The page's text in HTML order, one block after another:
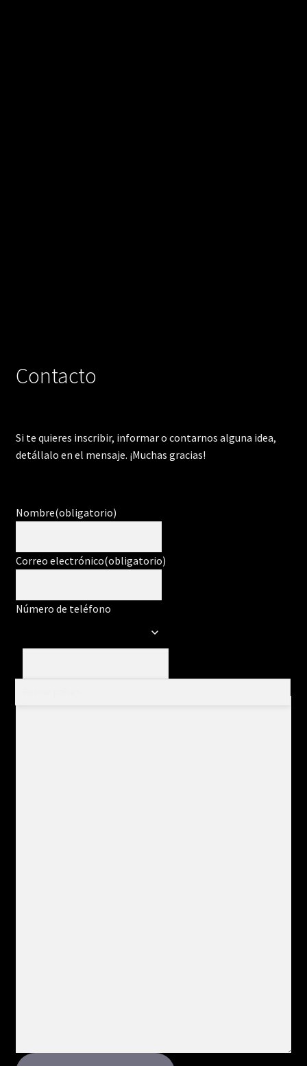
Contacto
Si te quieres inscribir, informar o contarnos alguna idea,
detállalo en el mensaje. ¡Muchas gracias!
Nombre(obligatorio)
Correo electrónico(obligatorio)
Número de teléfono